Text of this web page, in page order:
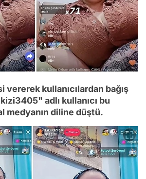
vererek kullanıcılardan bağış
adlı kullanıcı bu
medyanın diline düştü.